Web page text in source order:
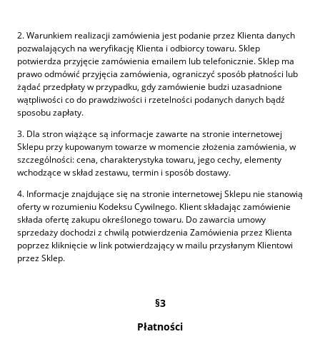
2. Warunkiem realizacji zamówienia jest podanie przez Klienta danych
pozwalających na weryfikację Klienta i odbiorcy towaru. Sklep
potwierdza przyjęcie zamówienia emailem lub telefonicznie. Sklep ma
prawo odmówić przyjęcia zamówienia, ograniczyć sposób płatności lub
żądać przedpłaty w przypadku, gdy zamówienie budzi uzasadnione
wątpliwości co do prawdziwości i rzetelności podanych danych bądź
sposobu zapłaty.
3. Dla stron wiążące są informacje zawarte na stronie internetowej
Sklepu przy kupowanym towarze w momencie złożenia zamówienia, w
szczególności: cena, charakterystyka towaru, jego cechy, elementy
wchodzące w skład zestawu, termin i sposób dostawy.
4. Informacje znajdujące się na stronie internetowej Sklepu nie stanowią
oferty w rozumieniu Kodeksu Cywilnego. Klient składając zamówienie
składa ofertę zakupu określonego towaru. Do zawarcia umowy
sprzedaży dochodzi z chwilą potwierdzenia Zamówienia przez Klienta
poprzez kliknięcie w link potwierdzający w mailu przysłanym Klientowi
przez Sklep.
§3
Płatności